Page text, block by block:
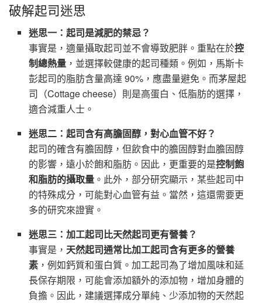
破解起司迷思
迷思一：起司是減肥的禁忌？
事實是，適量攝取起司並不會導致肥胖。重點在於控
制總熱量 ，並選擇較健康的起司種類。例如，馬斯卡
彭起司的脂肪含量高達 90%，應盡量避免。而茅屋起
司（Cottage cheese）則是高蛋白、低脂肪的選擇，
適合減重人士。
迷思二：起司含有高膽固醇，對心血管不好？
起司的確含有膽固醇，但飲食中的膽固醇對血膽固醇
的影響，遠小於飽和脂肪。因此，更重要的是控制飽
和脂肪的攝取量 。此外，部分研究顯示，某些起司中
的特殊成分，可能對心血管有益。當然，這還需要更
多的研究來證實。
迷思三：加工起司比天然起司更有營養？
事實是， 天然起司通常比加工起司含有更多的營養
素 ，例如鈣質和蛋白質。加工起司為了增加風味和延
長保存期限，可能會添加額外的添加物，增加身體的
負擔。因此，建議選擇成分單純、少添加物的天然起